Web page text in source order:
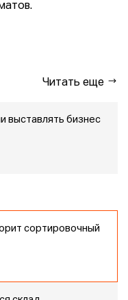
Читать еще
выставлять бизнес
сортировочный